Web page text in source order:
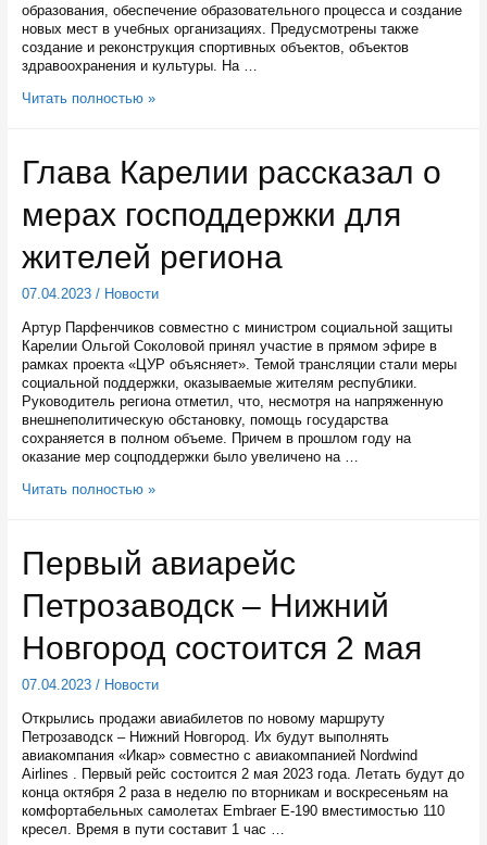
образования, обеспечение образовательного процесса и создание
новых мест в учебных организациях. Предусмотрены также
создание и реконструкция спортивных объектов, объектов
здравоохранения и культуры. На …
В
бюджета
на
поддержку
и
будет
направлено
21,3
миллиарда
рублей
Читать полностью »
Глава Карелии рассказал о
мерах господдержки для
жителей региона
07.04.2023/ Новости
Артур Парфенчиков совместно с министром социальной защиты
Карелии Ольгой Соколовой принял участие в прямом эфире в
рамках проекта «ЦУР объясняет». Темой трансляции стали меры
социальной поддержки, оказываемые жителям республики.
Руководитель региона отметил, что, несмотря на напряженную
внешнеполитическую обстановку, помощь государства
сохраняется в полном объеме. Причем в прошлом году на
оказание мер соцподдержки было увеличено на …
Глава
мерах
господдержки
для
жителей
региона
Читать полностью »
Первый авиарейс
Петрозаводск – Нижний
Новгород состоится 2 мая
07.04.2023/ Новости
Открылись продажи авиабилетов по новому маршруту
Петрозаводск – Нижний Новгород. Их будут выполнять
авиакомпания «Икар» совместно с авиакомпанией Nordwind
Airlines . Первый рейс состоится 2 мая 2023 года. Летать будут до
конца октября 2 раза в неделю по вторникам и воскресеньям на
комфортабельных самолетах Embraer E-190 вместимостью 110
кресел. Время в пути составит 1 час …